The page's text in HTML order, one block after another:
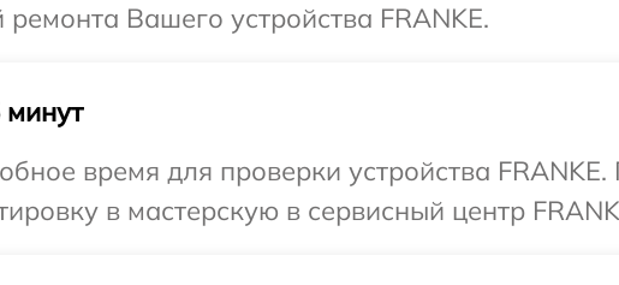
Вашего устройства FRANKE.
время для проверки устройства
в мастерскую в сервисный центр